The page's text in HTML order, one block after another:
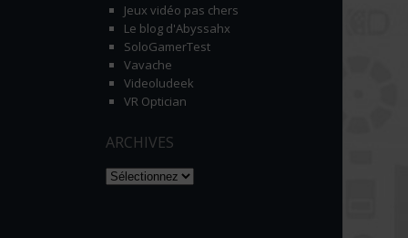
Jeux vidéo pas chers
Le blog d'Abyssahx
SoloGamerTest
Vavache
Videoludeek
VR Optician
ARCHIVES
Naviguer dans les archives